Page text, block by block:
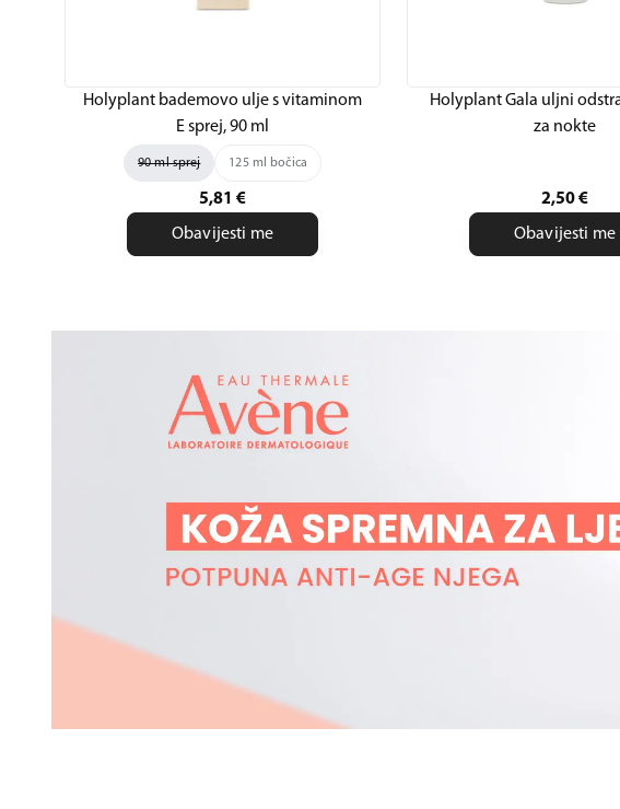
Holyplant bademovo ulje s vitaminom
E sprej, 90 ml
90 ml sprej 125 ml bočica
5,81 €
Obavijesti me
Holyplant Gala uljni
za nokte
2,50€
Obavijesti me